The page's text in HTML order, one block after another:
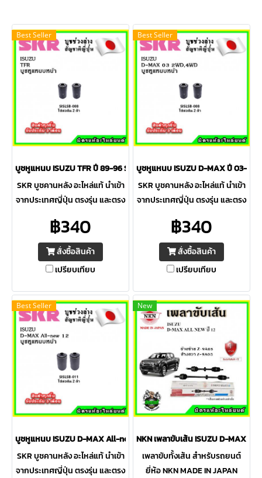
Best Seller
บูชหูแหนบ ISUZU TFR ปี 89-96 SKR อะไหล่แท้ นำเข้าจากญี่ปุ่น ตรงรุ่น
SKR บูชคานหลัง อะไหล่แท้ นำเข้า
จากประเทศญี่ปุ่น ตรงรุ่น และตรง
ประกัน 3 เดือน หรือ 10,000 กม.
พร้อมส่งทุกวัน จัดส่งรวดเร็ว
฿340
สั่งซื้อสินค้า
เปรียบเทียบ
Best Seller
บูชหูแหนบ ISUZU D-MAX ปี 03-12
SKR บูชคานหลัง อะไหล่แท้ นำเข้า
จากประเทศญี่ปุ่น ตรงรุ่น และตรง
ประกัน 3 เดือน หรือ 10,000 กม.
พร้อมส่งทุกวัน จัดส่งรวดเร็ว
฿340
สั่งซื้อสินค้า
เปรียบเทียบ
Best Seller
บูชหูแหนบ ISUZU D-MAX All-new ปี 2012 ขึ้นไป SKR อะไหล่แท้ นำเข้าจ
SKR บูชคานหลัง อะไหล่แท้ นำเข้า
จากประเทศญี่ปุ่น ตรงรุ่น และตรง
New
NKN เพลาขับเส้น ISUZU D-MAX All
เพลาขับทั้งเส้น สำหรับรถยนต์
ยี่ห้อ NKN MADE IN JAPAN